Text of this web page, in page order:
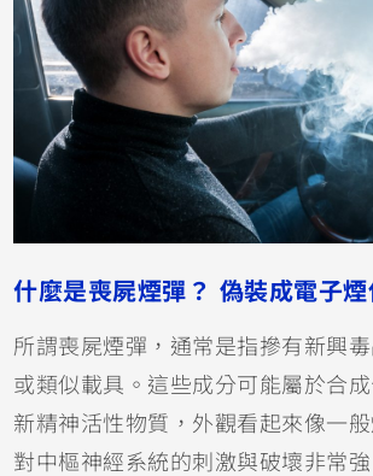
什麼是喪屍煙彈？ 偽裝成電子
所謂喪屍煙彈，通常是指摻有新興
或類似載具。這些成分可能屬於合
新精神活性物質，外觀看起來像一
對中樞神經系統的刺激與破壞非常強